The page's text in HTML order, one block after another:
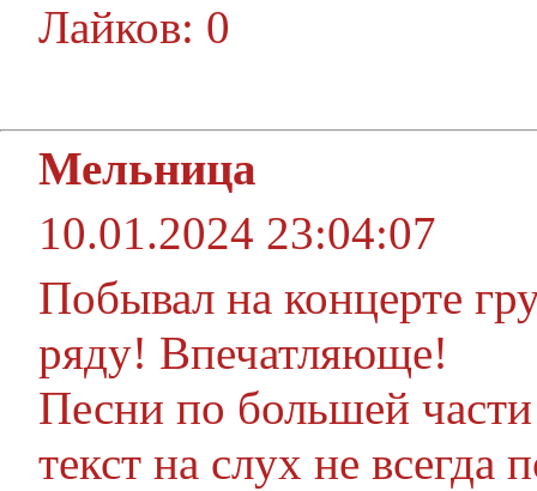
Лайков: 0
Мельница
10.01.2024 23:04:07
Побывал на концерте
ряду! Впечатляюще!
Песни по большей
текст на слух не всегда